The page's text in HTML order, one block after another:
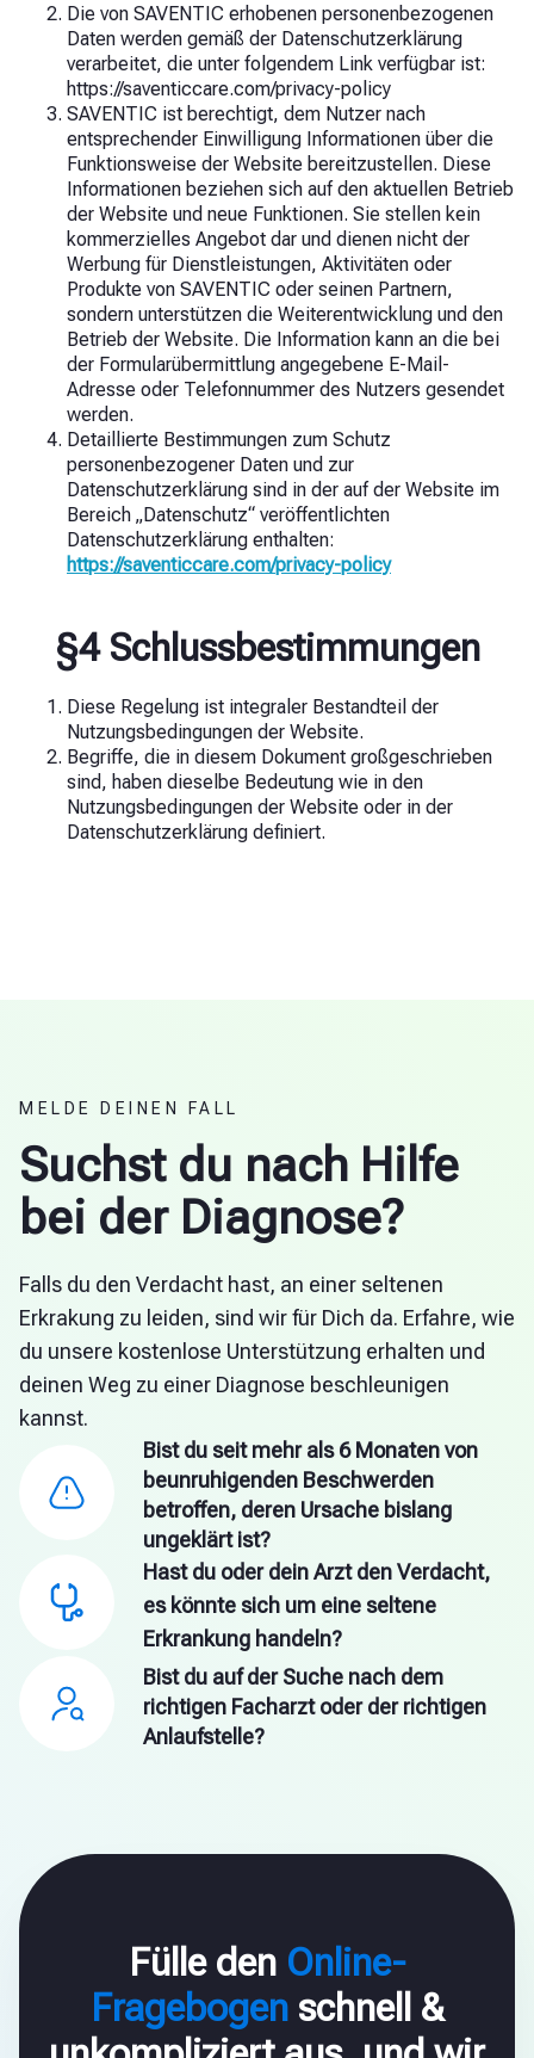
Die von SAVENTIC erhobenen personenbezogenen
Daten werden gemäß der Datenschutzerklärung
verarbeitet, die unter folgendem Link verfügbar ist:
https://saventiccare.com/privacy-policy
SAVENTIC ist berechtigt, dem Nutzer nach
entsprechender Einwilligung Informationen über die
Funktionsweise der Website bereitzustellen. Diese
Informationen beziehen sich auf den aktuellen Betrieb
der Website und neue Funktionen. Sie stellen kein
kommerzielles Angebot dar und dienen nicht der
Werbung für Dienstleistungen, Aktivitäten oder
Produkte von SAVENTIC oder seinen Partnern,
sondern unterstützen die Weiterentwicklung und den
Betrieb der Website. Die Information kann an die bei
der Formularübermittlung angegebene E-Mail-
Adresse oder Telefonnummer des Nutzers gesendet
werden.
Detaillierte Bestimmungen zum Schutz
personenbezogener Daten und zur
Datenschutzerklärung sind in der auf der Website im
Bereich „Datenschutz“ veröffentlichten
Datenschutzerklärung enthalten:
https://saventiccare.com/privacy-policy
§4 Schlussbestimmungen
Diese Regelung ist integraler Bestandteil der
Nutzungsbedingungen der Website.
Begriffe, die in diesem Dokument großgeschrieben
sind, haben dieselbe Bedeutung wie in den
Nutzungsbedingungen der Website oder in der
Datenschutzerklärung definiert.
MELDE DEINEN FALL
Suchst du nach Hilfe
bei der Diagnose?
Falls du den Verdacht hast, an einer seltenen
Erkrakung zu leiden, sind wir für Dich da. Erfahre, wie
du unsere kostenlose Unterstützung erhalten und
deinen Weg zu einer Diagnose beschleunigen
kannst.
Bist du seit mehr als 6 Monaten von
beunruhigenden Beschwerden
betroffen, deren Ursache bislang
ungeklärt ist?
Hast du oder dein Arzt den Verdacht,
es könnte sich um eine seltene
Erkrankung handeln?
Bist du auf der Suche nach dem
richtigen Facharzt oder der richtigen
Anlaufstelle?
Fülle den Online-
Fragebogen schnell &